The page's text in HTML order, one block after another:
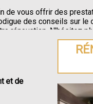
de vous offrir des
des conseils sur le
rénovation. N'hésitez
de maison ou
et de